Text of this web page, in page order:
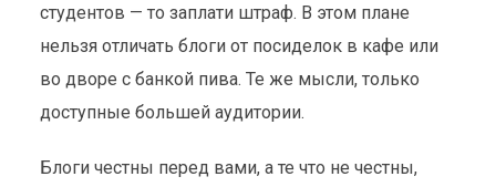
студентов — то заплати штраф. В этом плане
нельзя отличать блоги от посиделок в кафе или
во дворе с банкой пива. Те же мысли, только
доступные большей аудитории.
Блоги честны перед вами, а те что не честны,